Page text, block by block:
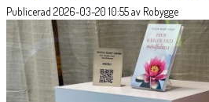
Publicerad 2026-03-20 10:55 av Robygge